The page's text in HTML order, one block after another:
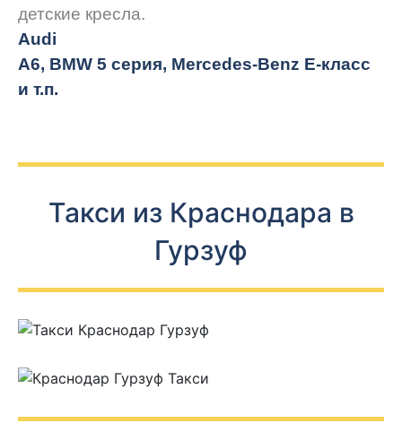
детские кресла.
Audi
A6, BMW 5 серия, Mercedes-Benz E-класс
и т.п.
Такси из Краснодара в
Гурзуф